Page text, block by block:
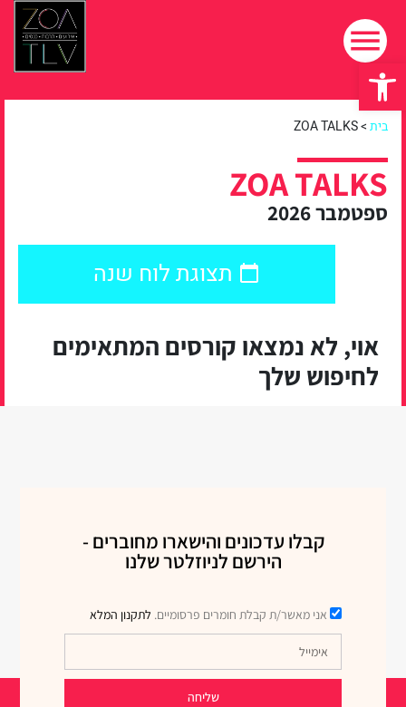
פתח סרגל נגישות
בית>
ZOA TALKS
ZOA TALKS
ספטמבר 2026
תצוגת לוח שנה
אוי, לא נמצאו קורסים המתאימים
לחיפוש שלך
קבלו עדכונים והישארו מחוברים -
הירשם לניוזלטר שלנו
אני מאשר/ת קבלת חומרים פרסומיים. לתקנון המלא
שליחה